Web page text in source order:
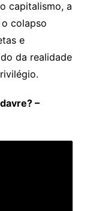
capitalismo, a
colapso
e
da realidade
–